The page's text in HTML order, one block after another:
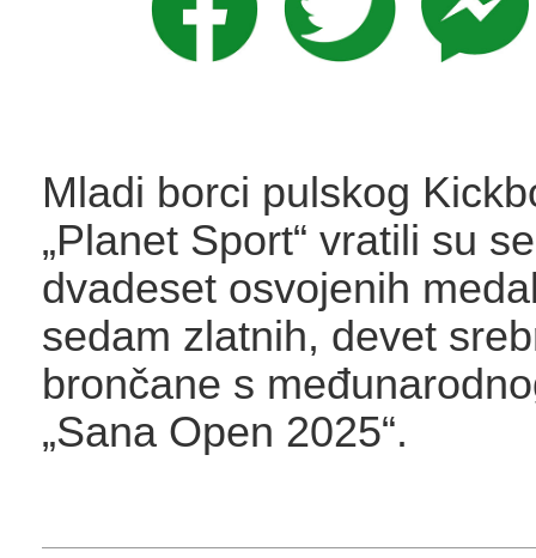
Mladi borci pulskog
„Planet Sport“ vratili su
dvadeset osvojenih
sedam zlatnih, devet
brončane s
„Sana Open 2025“.